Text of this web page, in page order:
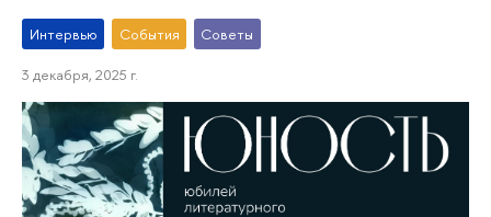
Интервью События Советы
3 декабря, 2025 г.